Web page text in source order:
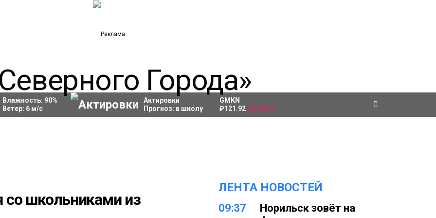
Влажность: 90%
Ветер: 6м/с
Актировки
Прогноз: в школу
GMKN
₽121.92 (-3.22%)
со школьниками из
ЛЕНТА НОВОСТЕЙ
09:37
Норильск зовёт на